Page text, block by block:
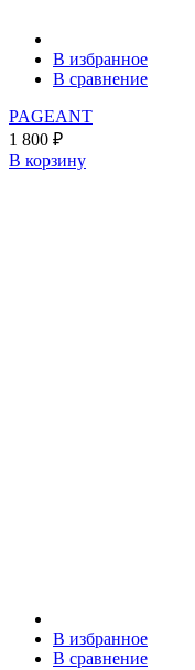
В избранное
В сравнение
PAGEANT
1 800 ₽
В корзину
В избранное
В сравнение